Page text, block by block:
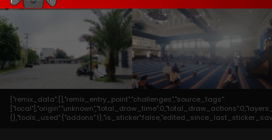
{"remix_data":[],"remix_entry_point":"challenges","source_tags":